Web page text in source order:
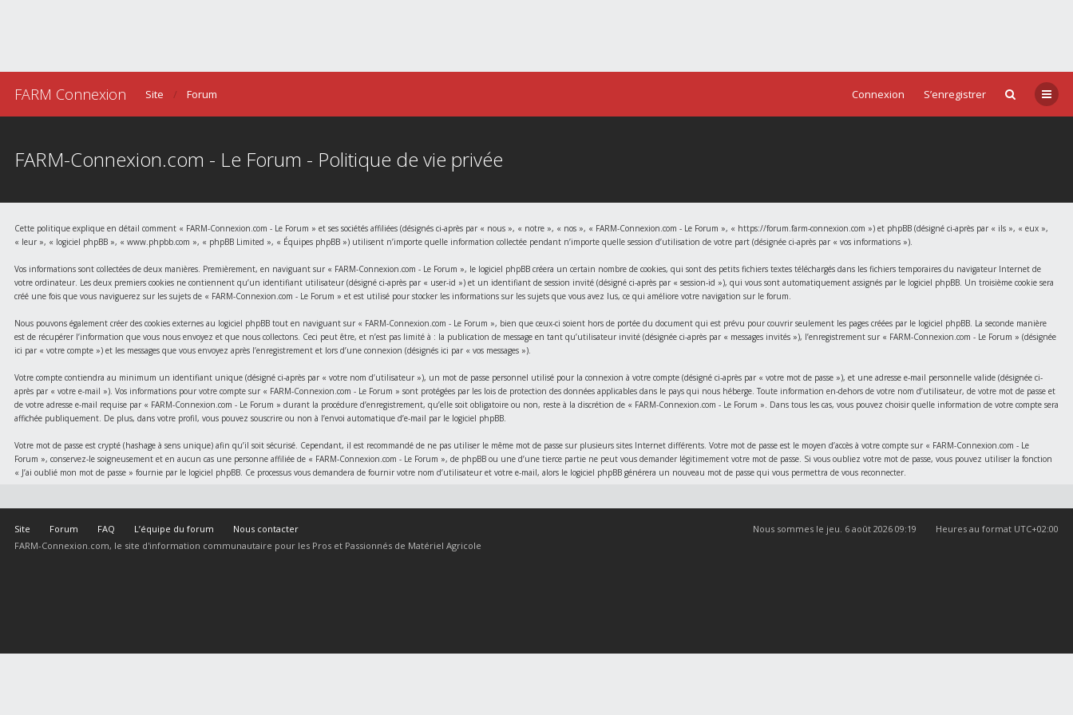
FARM Connexion Connexion S’enregistrer
Site Forum
FARM-Connexion.com - Le Forum - Politique de vie privée
Cette politique explique en détail comment « FARM-Connexion.com - Le Forum » et ses sociétés affiliées (désignés ci-après par « nous », « notre », « nos », « FARM-Connexion.com - Le Forum », « https://forum.farm-connexion.com ») et phpBB (désigné ci-après par « ils », « eux »,
« leur », « logiciel phpBB », « www.phpbb.com », « phpBB Limited », « Équipes phpBB ») utilisent n’importe quelle information collectée pendant n’importe quelle session d’utilisation de votre part (désignée ci-après par « vos informations »).
Vos informations sont collectées de deux manières. Premièrement, en naviguant sur « FARM-Connexion.com - Le Forum », le logiciel phpBB créera un certain nombre de cookies, qui sont des petits fichiers textes téléchargés dans les fichiers temporaires du navigateur Internet de
votre ordinateur. Les deux premiers cookies ne contiennent qu’un identifiant utilisateur (désigné ci-après par « user-id ») et un identifiant de session invité (désigné ci-après par « session-id »), qui vous sont automatiquement assignés par le logiciel phpBB. Un troisième cookie sera
créé une fois que vous naviguerez sur les sujets de « FARM-Connexion.com - Le Forum » et est utilisé pour stocker les informations sur les sujets que vous avez lus, ce qui améliore votre navigation sur le forum.
Nous pouvons également créer des cookies externes au logiciel phpBB tout en naviguant sur « FARM-Connexion.com - Le Forum », bien que ceux-ci soient hors de portée du document qui est prévu pour couvrir seulement les pages créées par le logiciel phpBB. La seconde manière
est de récupérer l’information que vous nous envoyez et que nous collectons. Ceci peut être, et n’est pas limité à : la publication de message en tant qu’utilisateur invité (désignée ci-après par « messages invités »), l’enregistrement sur « FARM-Connexion.com - Le Forum » (désignée
ici par « votre compte ») et les messages que vous envoyez après l’enregistrement et lors d’une connexion (désignés ici par « vos messages »).
Votre compte contiendra au minimum un identifiant unique (désigné ci-après par « votre nom d’utilisateur »), un mot de passe personnel utilisé pour la connexion à votre compte (désigné ci-après par « votre mot de passe »), et une adresse e-mail personnelle valide (désignée ci-
après par « votre e-mail »). Vos informations pour votre compte sur « FARM-Connexion.com - Le Forum » sont protégées par les lois de protection des données applicables dans le pays qui nous héberge. Toute information en-dehors de votre nom d’utilisateur, de votre mot de passe et
de votre adresse e-mail requise par « FARM-Connexion.com - Le Forum » durant la procédure d’enregistrement, qu’elle soit obligatoire ou non, reste à la discrétion de « FARM-Connexion.com - Le Forum ». Dans tous les cas, vous pouvez choisir quelle information de votre compte sera
affichée publiquement. De plus, dans votre profil, vous pouvez souscrire ou non à l’envoi automatique d’e-mail par le logiciel phpBB.
Votre mot de passe est crypté (hashage à sens unique) afin qu’il soit sécurisé. Cependant, il est recommandé de ne pas utiliser le même mot de passe sur plusieurs sites Internet différents. Votre mot de passe est le moyen d’accès à votre compte sur « FARM-Connexion.com - Le
Forum », conservez-le soigneusement et en aucun cas une personne affiliée de « FARM-Connexion.com - Le Forum », de phpBB ou une d’une tierce partie ne peut vous demander légitimement votre mot de passe. Si vous oubliez votre mot de passe, vous pouvez utiliser la fonction
« J’ai oublié mon mot de passe » fournie par le logiciel phpBB. Ce processus vous demandera de fournir votre nom d’utilisateur et votre e-mail, alors le logiciel phpBB générera un nouveau mot de passe qui vous permettra de vous reconnecter.
Site Forum FAQ L’équipe du forum Nous contacter Heures au format UTC+02:00
Nous sommes le jeu. 6 août 2026 09:19
FARM-Connexion.com, le site d'information communautaire pour les Pros et Passionnés de Matériel Agricole